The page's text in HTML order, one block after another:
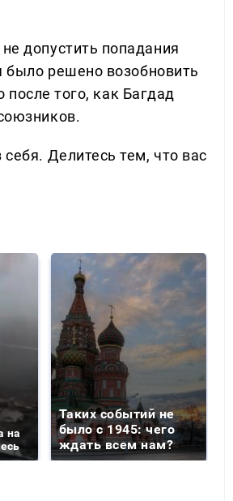
допустить попадания
решено возобновить
того, как Багдад
Делитеcь тем, что вас
на
Таких событий не
было с 1945: чего
ждать всем нам?